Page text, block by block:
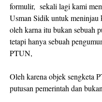
formulir, sekali lagi kami
Usman Sidik untuk meninjau
oleh karna itu bukan sebuah
tetapi hanya sebuah
PTUN,
Oleh karena objek sengketa
putusan pemerintah dan